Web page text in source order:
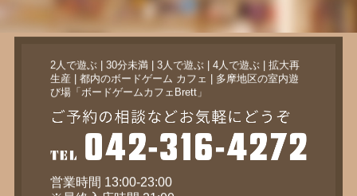
2人で遊ぶ | 30分未満 | 3人で遊ぶ | 4人で遊ぶ | 拡大再
生産 | 都内のボードゲーム カフェ | 多摩地区の室内遊
び場「ボードゲームカフェBrett」
営業時間 13:00-23:00